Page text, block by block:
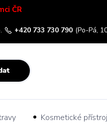
ČR
+420 733 730 790 (Po-Pá,
Kosmetické